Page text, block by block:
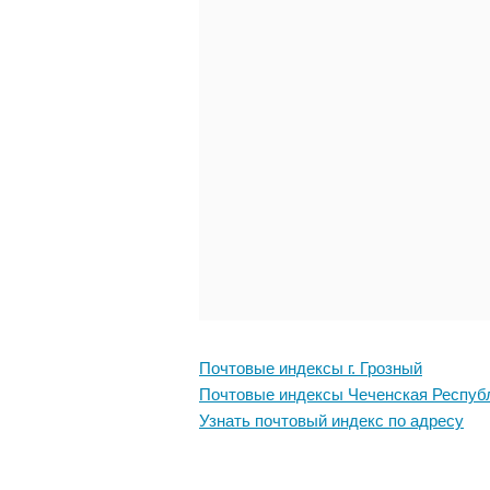
Почтовые индексы г. Грозный
Почтовые индексы Чеченская
Узнать почтовый индекс по адресу